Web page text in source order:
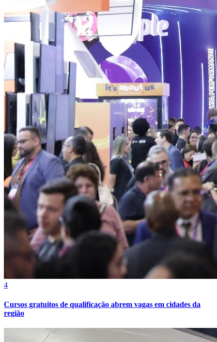
Atlético-MG
4
Cursos gratuitos de qualificação abrem vagas em cidades da
região